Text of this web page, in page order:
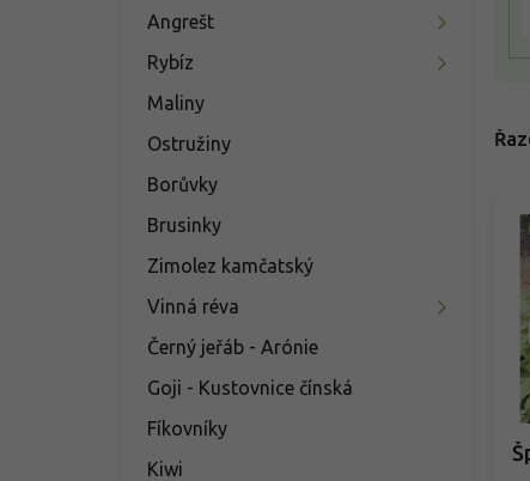
Angrešt
Rybíz
Maliny
Ostružiny
Borůvky
Brusinky
Zimolez kamčatský
Vinná réva
Černý jeřáb - Arónie
Goji - Kustovnice čínská
Fíkovníky
Kiwi